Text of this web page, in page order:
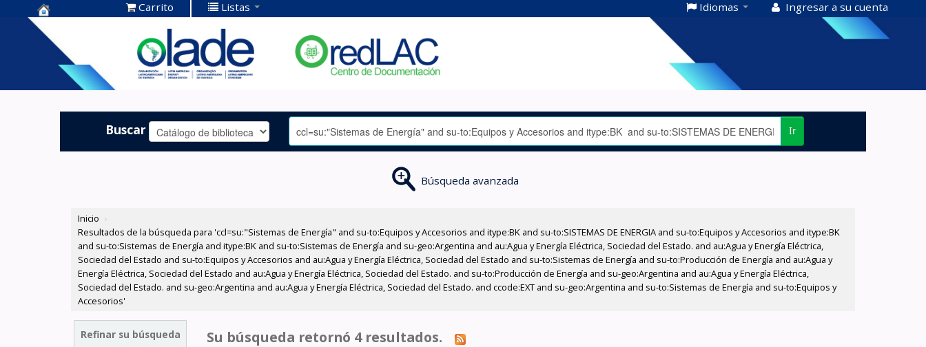
Centro de
Documentación
OLADE -
Carrito Listas Idiomas Ingresar a su cuenta
Buscar Ir
Búsqueda avanzada
Inicio ›
Resultados de la búsqueda para 'ccl=su:"Sistemas de Energía" and su-to:Equipos y Accesorios and itype:BK and su-to:SISTEMAS DE ENERGIA and su-to:Equipos y Accesorios and itype:BK
and su-to:Sistemas de Energía and itype:BK and su-to:Sistemas de Energía and su-geo:Argentina and au:Agua y Energía Eléctrica, Sociedad del Estado. and au:Agua y Energía Eléctrica,
Sociedad del Estado and su-to:Equipos y Accesorios and au:Agua y Energía Eléctrica, Sociedad del Estado and su-to:Sistemas de Energía and su-to:Producción de Energía and au:Agua y
Energía Eléctrica, Sociedad del Estado and au:Agua y Energía Eléctrica, Sociedad del Estado. and su-to:Producción de Energía and su-geo:Argentina and au:Agua y Energía Eléctrica,
Sociedad del Estado. and su-geo:Argentina and au:Agua y Energía Eléctrica, Sociedad del Estado. and ccode:EXT and su-geo:Argentina and su-to:Sistemas de Energía and su-to:Equipos y
Accesorios'
Refinar su búsqueda Su búsqueda retornó 4 resultados.